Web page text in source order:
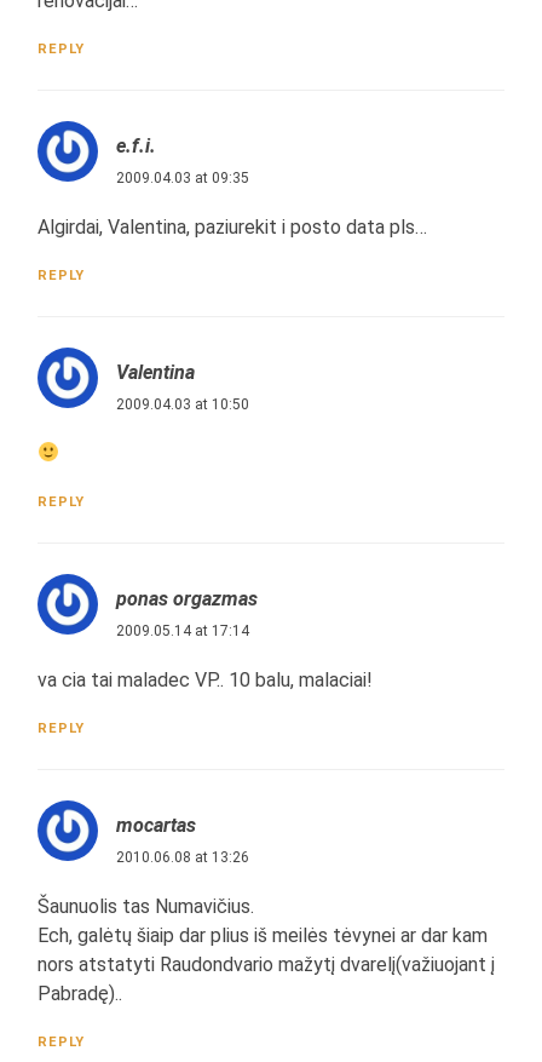
REPLY
e.f.i.
2009.04.03 at 09:35
Algirdai, Valentina, paziurekit i posto data pls…
REPLY
Valentina
2009.04.03 at 10:50
REPLY
ponas orgazmas
2009.05.14 at 17:14
va cia tai maladec VP.. 10 balu, malaciai!
REPLY
mocartas
2010.06.08 at 13:26
Šaunuolis tas Numavičius.
Ech, galėtų šiaip dar plius iš meilės tėvynei ar dar kam
nors atstatyti Raudondvario mažytį dvarelį(važiuojant į
Pabradę)..
REPLY